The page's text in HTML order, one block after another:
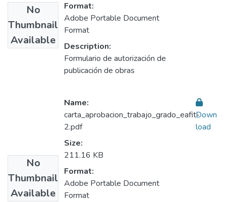
No
Thumbnail
Available
Format:
Adobe Portable Document
Format
Description:
Formulario de autorización de
publicación de obras
No
Thumbnail
Available
Name:
carta_aprobacion_trabajo_grado_eafit-
2.pdf
Size:
211.16 KB
Format:
Adobe Portable Document
Format
Down
load